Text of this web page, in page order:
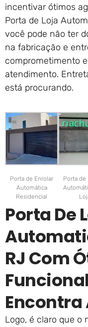
incentivar ótimos
Porta de Loja
você pode não ter
na fabricação e
comprometimento
atendimento.
está procurando.
Porta de Enrolar
Automática
Residencial
Porta de
Porta De
RJ Com
Encontra
Logo, é claro que o